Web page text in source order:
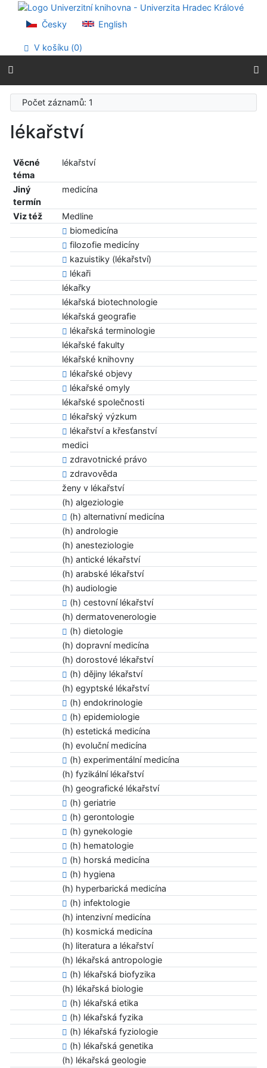
Přejít na obsah
Přejít na menu
Prohlášení o webové přístupnosti
Česky English
V košíku (0)
Počet záznamů: 1
lékařství
Věcné
téma
lékařství
Jiný
termín
medicína
Viz též
Medline
biomedicína
filozofie medicíny
kazuistiky (lékařství)
lékaři
lékařky
lékařská biotechnologie
lékařská geografie
lékařská terminologie
lékařské fakulty
lékařské knihovny
lékařské objevy
lékařské omyly
lékařské společnosti
lékařský výzkum
lékařství a křesťanství
medici
zdravotnické právo
zdravověda
ženy v lékařství
(h) algeziologie
(h) alternativní medicína
(h) andrologie
(h) anesteziologie
(h) antické lékařství
(h) arabské lékařství
(h) audiologie
(h) cestovní lékařství
(h) dermatovenerologie
(h) dietologie
(h) dopravní medicína
(h) dorostové lékařství
(h) dějiny lékařství
(h) egyptské lékařství
(h) endokrinologie
(h) epidemiologie
(h) estetická medicína
(h) evoluční medicína
(h) experimentální medicína
(h) fyzikální lékařství
(h) geografické lékařství
(h) geriatrie
(h) gerontologie
(h) gynekologie
(h) hematologie
(h) horská medicína
(h) hygiena
(h) hyperbarická medicína
(h) infektologie
(h) intenzivní medicína
(h) kosmická medicína
(h) literatura a lékařství
(h) lékařská antropologie
(h) lékařská biofyzika
(h) lékařská biologie
(h) lékařská etika
(h) lékařská fyzika
(h) lékařská fyziologie
(h) lékařská genetika
(h) lékařská geologie